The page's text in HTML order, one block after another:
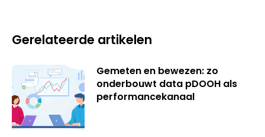
Gerelateerde artikelen
Gemeten en bewezen: zo
onderbouwt data pDOOH als
performancekanaal